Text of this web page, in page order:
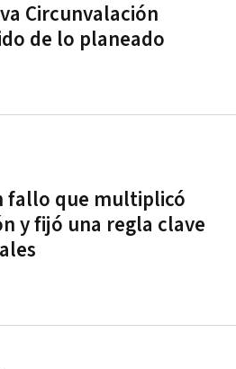
Circunvalación
de lo planeado
fallo que multiplicó
y fijó una regla clave